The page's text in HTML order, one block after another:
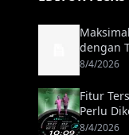
dengan
8/4/2026
Fitur
Perlu
8/4/2026